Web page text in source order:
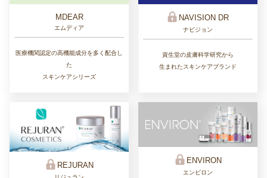
MDEAR
エムディア
医療機関認定の高機能成分を多く配合し
た
スキンケアシリーズ
NAVISION DR
ナビジョン
資生堂の皮膚科学研究から
生まれたスキンケアブランド
REJURAN
ENVIRON
エンビロン